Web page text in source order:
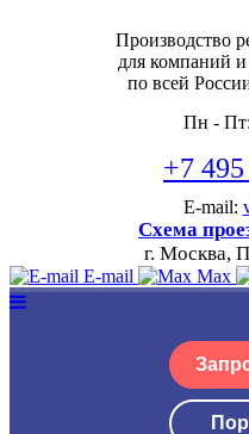
Производство
для компаний
по всей
Пн - Пт:
+7
E-mail:
Схема
г. Москва,
E-mail Max